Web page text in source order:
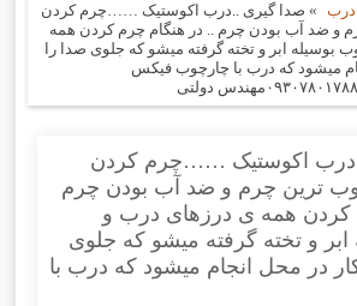
درب » صدا گیری ..درب اکوستیک ……چرم کردن
و ضد آب بودن چرم .. در هنگام چرم کردن همه
بوسیله ابر و تخته گرفته میشو که جلوی صدا را
میشود که درب با چارچوب فیکس
اکوستیک ……چرم کردن
ترین چرم و ضد آب بودن چرم
کردن همه ی درزهای درب و
و تخته گرفته میشو که جلوی
در محل انجام میشود که درب با